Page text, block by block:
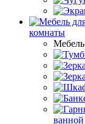
комнаты